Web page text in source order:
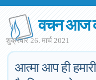
वचन आज
शुक्रवार 26. मार्च 2021
आत्मा आप ही